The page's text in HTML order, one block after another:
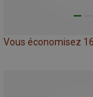
Vous économisez